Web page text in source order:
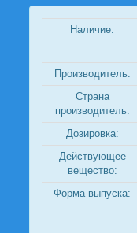
Наличие:
Производитель:
Страна
производитель:
Дозировка:
Действующее
вещество:
Форма выпуска: